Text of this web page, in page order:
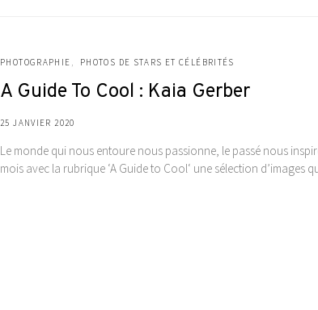
PHOTOGRAPHIE PHOTOS DE STARS ET CÉLÉBRITÉS
A Guide To Cool : Kaia Gerber
25 JANVIER 2020
Le monde qui nous entoure nous passionne, le passé nous
mois avec la rubrique ‘A Guide to Cool‘ une sélection d’images